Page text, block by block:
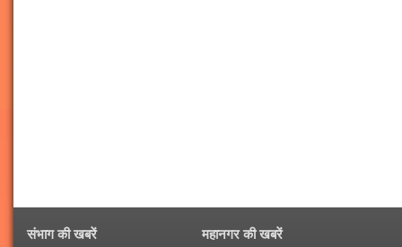
संभाग की खबरें महानगर की खबरें